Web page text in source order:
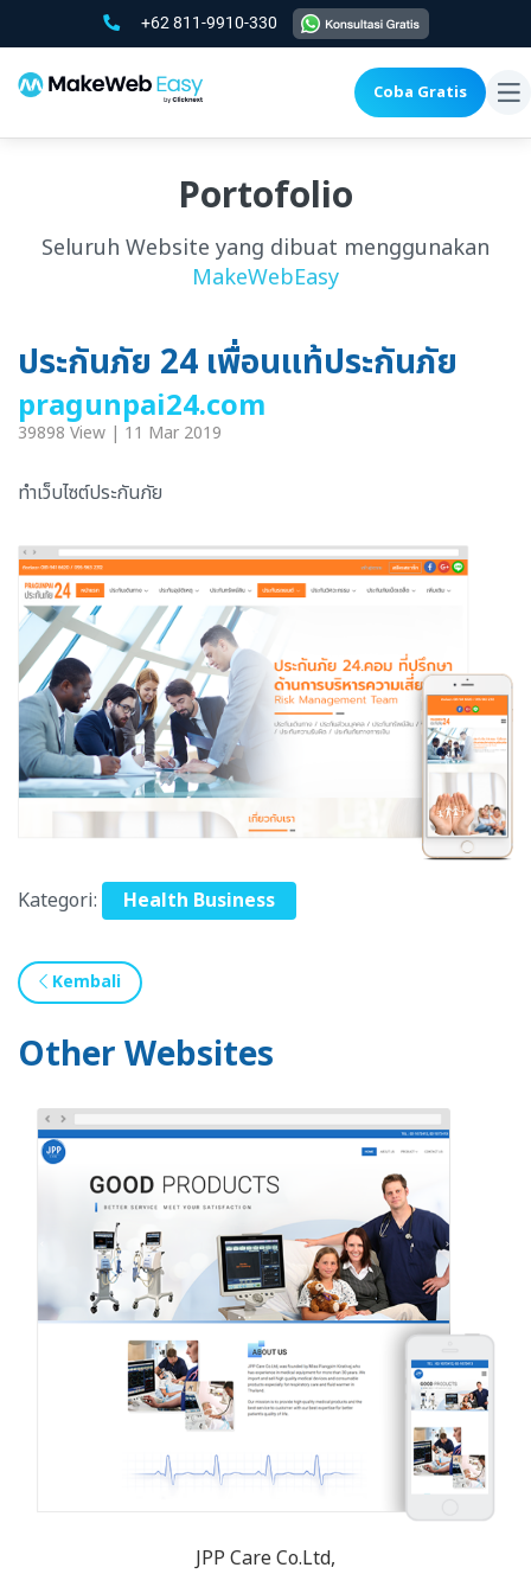
+62 811-9910-330
Coba Gratis
Portofolio
Seluruh Website yang dibuat menggunakan
MakeWebEasy
ประกันภัย 24 เพื่อนแท้ประกันภัย
pragunpai24.com
39898 View | 11 Mar 2019
ทำเว็บไซต์ประกันภัย
Kategori: Health Business
Kembali
Other Websites
JPP Care Co.Ltd,